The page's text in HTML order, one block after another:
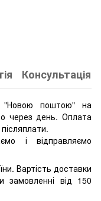
Консультація
"Новою поштою" на
через день. Оплата
і відправляємо
Вартість доставки
замовленні від 150